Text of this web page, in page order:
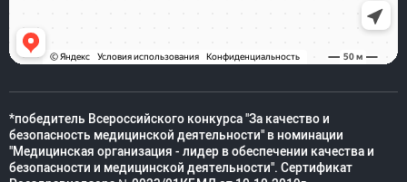
*победитель Всероссийского конкурса "За качество и
безопасность медицинской деятельности" в номинации
"Медицинская организация - лидер в обеспечении качества и
безопасности и медицинской деятельности". Сертификат